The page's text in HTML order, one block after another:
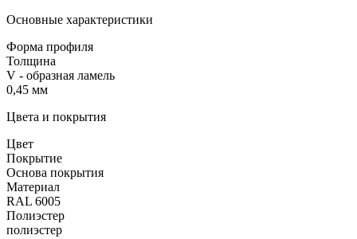
Основные характеристики
Форма профиля
Толщина
V - образная ламель
0,45 мм
Цвета и покрытия
Цвет
Покрытие
Основа покрытия
Материал
RAL 6005
Полиэстер
полиэстер